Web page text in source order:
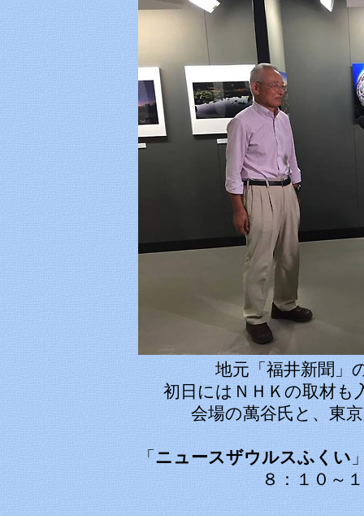
地元「福井新聞」
初日にはＮＨＫの取材も
会場の萬谷氏と、東
「 ニュースザウルスふくい
８：１０～